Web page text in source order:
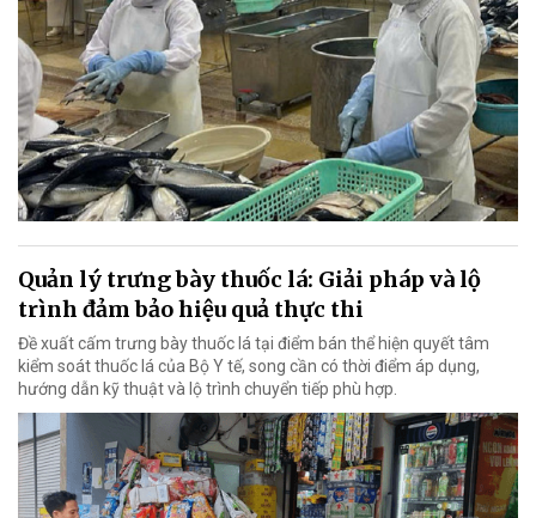
Quản lý trưng bày thuốc lá: Giải pháp và lộ
trình đảm bảo hiệu quả thực thi
Đề xuất cấm trưng bày thuốc lá tại điểm bán thể hiện quyết tâm
kiểm soát thuốc lá của Bộ Y tế, song cần có thời điểm áp dụng,
hướng dẫn kỹ thuật và lộ trình chuyển tiếp phù hợp.